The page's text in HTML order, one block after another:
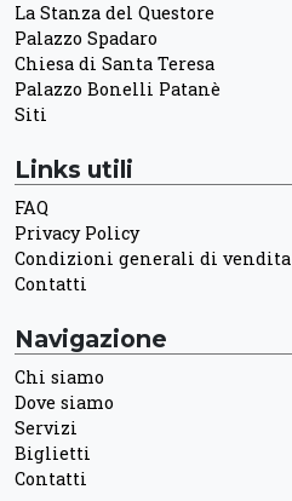
La Stanza del Questore
Palazzo Spadaro
Chiesa di Santa Teresa
Palazzo Bonelli Patanè
Siti
Links utili
FAQ
Privacy Policy
Condizioni generali di vendita
Contatti
Navigazione
Chi siamo
Dove siamo
Servizi
Biglietti
Contatti